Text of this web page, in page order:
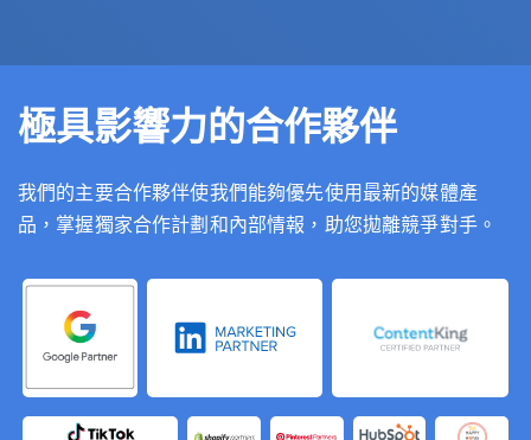
極具影響力的合作夥伴
我們的主要合作夥伴使我們能夠優先使用最新的媒體產
品，掌握獨家合作計劃和內部情報，助您拋離競爭對手。